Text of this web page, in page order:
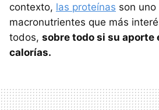
contexto, las proteínas son uno
macronutrientes que más
todos, sobre todo si su aporte
calorías.